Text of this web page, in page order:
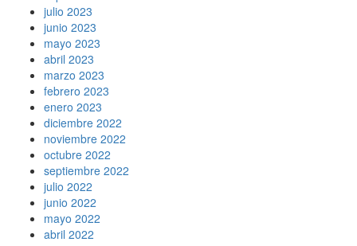
julio 2023
junio 2023
mayo 2023
abril 2023
marzo 2023
febrero 2023
enero 2023
diciembre 2022
noviembre 2022
octubre 2022
septiembre 2022
julio 2022
junio 2022
mayo 2022
abril 2022